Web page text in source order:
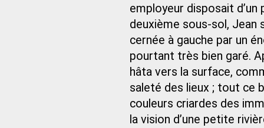
employeur disposait
deuxième sous-sol, Jean
cernée à gauche par un
pourtant très bien garé.
hâta vers la surface,
saleté des lieux ; tout ce
couleurs criardes des
la vision d’une petite